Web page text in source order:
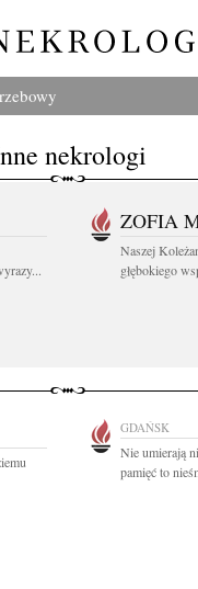
nekrologi
ZOFIA
Naszej
głębokiego
GDAŃSK
Nie umierają
pamięć to